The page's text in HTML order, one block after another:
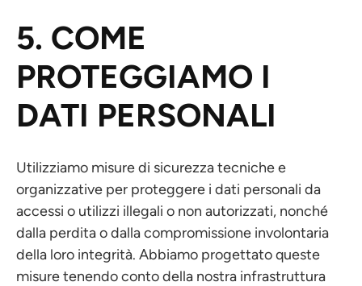
5. COME
PROTEGGIAMO I
DATI PERSONALI
Utilizziamo misure di sicurezza tecniche e
organizzative per proteggere i dati personali da
accessi o utilizzi illegali o non autorizzati, nonché
dalla perdita o dalla compromissione involontaria
della loro integrità. Abbiamo progettato queste
misure tenendo conto della nostra infrastruttura